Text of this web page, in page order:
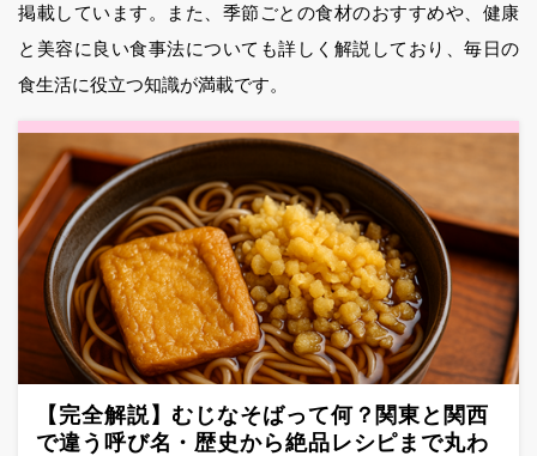
掲載しています。また、季節ごとの食材のおすすめや、健康
と美容に良い食事法についても詳しく解説しており、毎日の
食生活に役立つ知識が満載です。
【完全解説】むじなそばって何？関東と関西
で違う呼び名・歴史から絶品レシピまで丸わ